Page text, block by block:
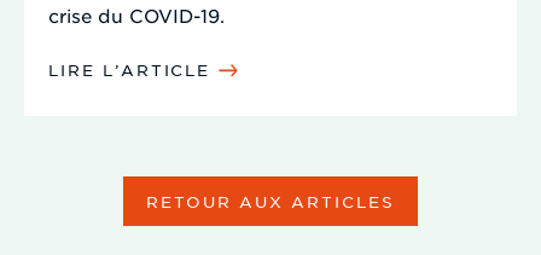
crise du COVID-19.
LIRE L’ARTICLE
RETOUR AUX ARTICLES